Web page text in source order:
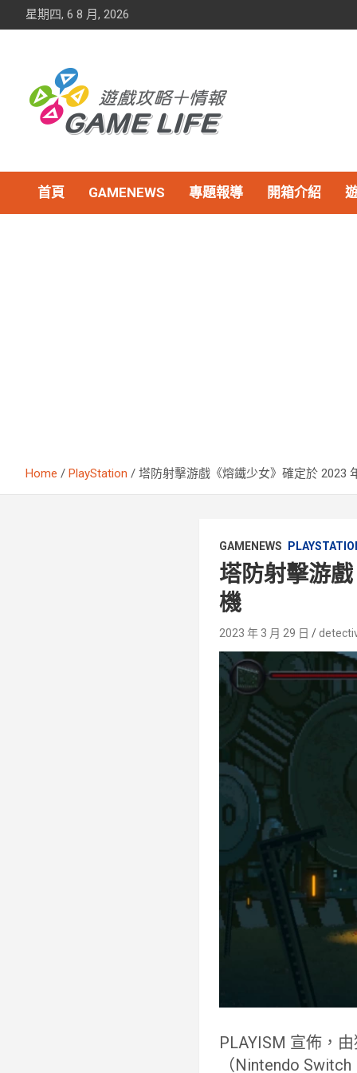
星期四, 6 8 月, 2026
首頁 GAMENEWS 專題報導 開箱介紹
Home PlayStation 塔防射擊游戲《熔鐵少女》確定於 2023
GAMENEWS
塔防射擊游
機
2023 年 3 月 29 日
PLAYISM 宣佈，
（Nintendo